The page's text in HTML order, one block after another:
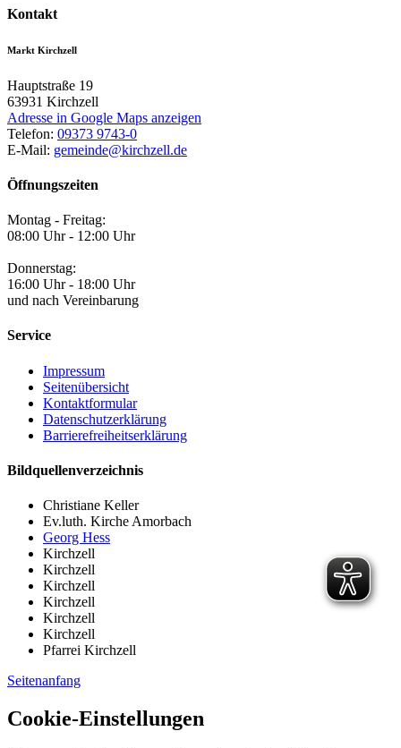
Kontakt
Markt Kirchzell
Hauptstraße 19
63931 Kirchzell
Adresse in Google Maps anzeigen
Telefon: 09373 9743-0
E-Mail: gemeinde@kirchzell.de
Öffnungszeiten
Montag - Freitag:
08:00 Uhr - 12:00 Uhr
Donnerstag:
16:00 Uhr - 18:00 Uhr
und nach Vereinbarung
Service
Impressum
Seitenübersicht
Kontaktformular
Datenschutzerklärung
Barrierefreiheitserklärung
Bildquellenverzeichnis
Christiane Keller
Ev.luth. Kirche Amorbach
Georg Hess
Kirchzell
Kirchzell
Kirchzell
Kirchzell
Kirchzell
Kirchzell
Pfarrei Kirchzell
Seitenanfang
Cookie-Einstellungen